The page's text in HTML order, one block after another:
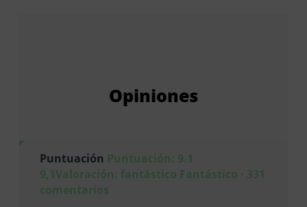
Opiniones
Puntuación Puntuación: 9.1
9,1Valoración: fantástico Fantástico · 331
comentarios